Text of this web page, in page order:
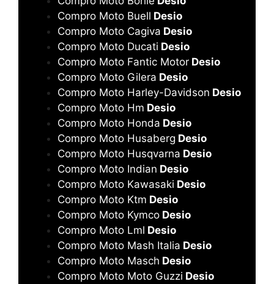
Compro Moto Buell Desio
Compro Moto Cagiva Desio
Compro Moto Ducati Desio
Compro Moto Fantic Motor Desio
Compro Moto Gilera Desio
Compro Moto Harley-Davidson Desio
Compro Moto Hm Desio
Compro Moto Honda Desio
Compro Moto Husaberg Desio
Compro Moto Husqvarna Desio
Compro Moto Indian Desio
Compro Moto Kawasaki Desio
Compro Moto Ktm Desio
Compro Moto Kymco Desio
Compro Moto Lml Desio
Compro Moto Mash Italia Desio
Compro Moto Masch Desio
Compro Moto Moto Guzzi Desio